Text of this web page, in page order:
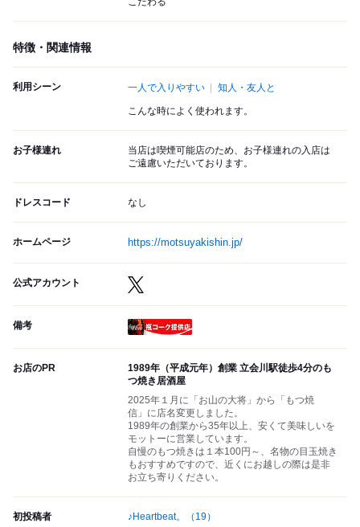
特徴・関連情報
利用シーン 一人で入りやすい 知人・友人と
こんな時によく使われます。
お子様連れ
当店は喫煙可能店のため、お子様連れの入店は
ご遠慮いただいております。
ドレスコード なし
ホームページ https://motsuyakishin.jp/
公式アカウント
備考
お店のPR
1989年（平成元年）創業 立会川駅徒歩4分のも
つ焼き居酒屋
2025年１月に「お山の大将」から「もつ焼
信」に店名変更しました。
1989年の創業から35年以上、安くて美味しいを
モットーに営業しています。
自慢のもつ焼きは１本100円～、名物の目玉焼き
もおすすめですので、近くにお越しの際は是非
お立ち寄りください。
初投稿者 ♪Heartbeat。 （19）